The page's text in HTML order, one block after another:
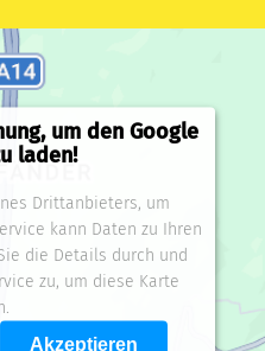
um den Google
laden!
Drittanbieters, um
kann Daten zu Ihren
die Details durch und
zu, um diese Karte
Akzeptieren